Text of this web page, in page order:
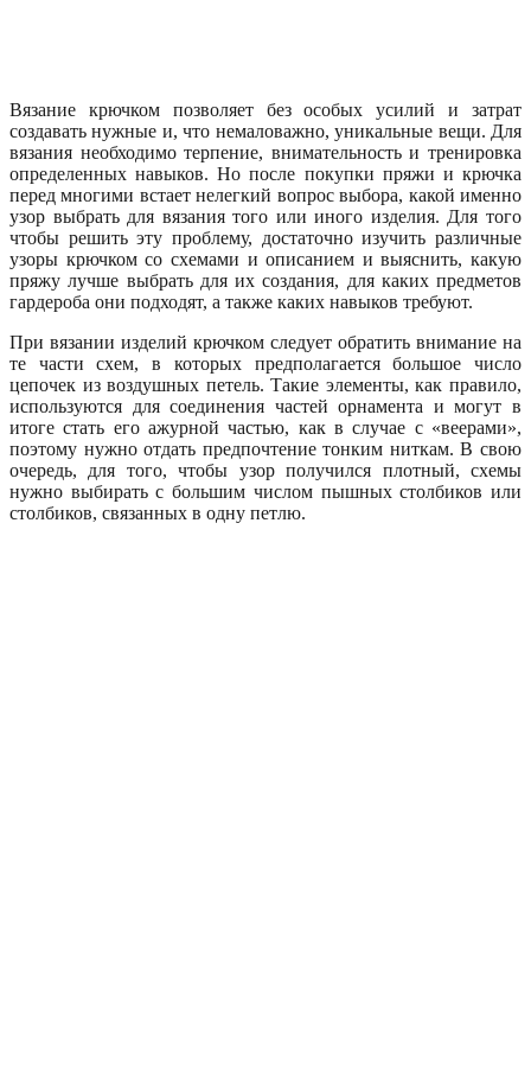
Вязание крючком позволяет без особых усилий и затрат
создавать нужные и, что немаловажно, уникальные вещи. Для
вязания необходимо терпение, внимательность и тренировка
определенных навыков. Но после покупки пряжи и крючка
перед многими встает нелегкий вопрос выбора, какой именно
узор выбрать для вязания того или иного изделия. Для того
чтобы решить эту проблему, достаточно изучить различные
узоры крючком со схемами и описанием и выяснить, какую
пряжу лучше выбрать для их создания, для каких предметов
гардероба они подходят, а также каких навыков требуют.
При вязании изделий крючком следует обратить внимание на
те части схем, в которых предполагается большое число
цепочек из воздушных петель. Такие элементы, как правило,
используются для соединения частей орнамента и могут в
итоге стать его ажурной частью, как в случае с «веерами»,
поэтому нужно отдать предпочтение тонким ниткам. В свою
очередь, для того, чтобы узор получился плотный, схемы
нужно выбирать с большим числом пышных столбиков или
столбиков, связанных в одну петлю.